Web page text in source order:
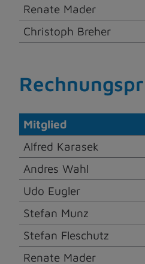
Renate Mader
Christoph Breher
Mitglied
Alfred Karasek
Andres Wahl
Udo Eugler
Stefan Munz
Stefan Fleschutz
Renate Mader